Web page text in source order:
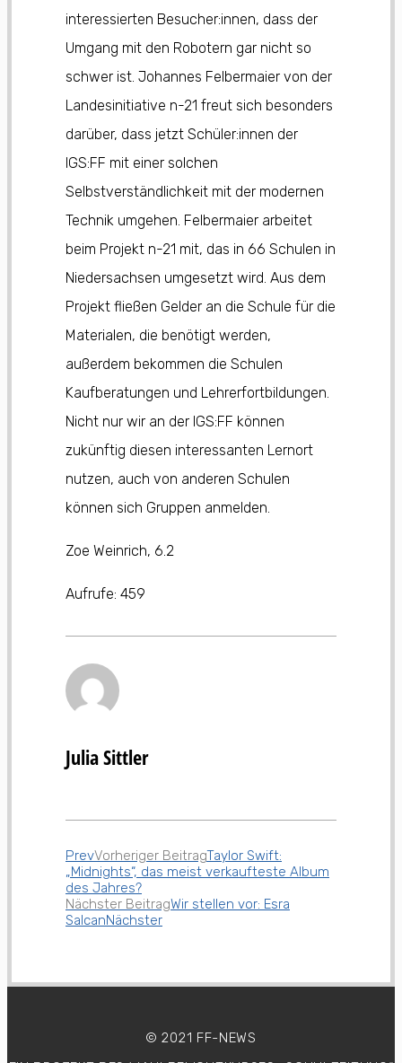
interessierten Besucher:innen, dass der
Umgang mit den Robotern gar nicht so
schwer ist. Johannes Felbermaier von der
Landesinitiative n-21 freut sich besonders
darüber, dass jetzt Schüler:innen der
IGS:FF mit einer solchen
Selbstverständlichkeit mit der modernen
Technik umgehen. Felbermaier arbeitet
beim Projekt n-21 mit, das in 66 Schulen in
Niedersachsen umgesetzt wird. Aus dem
Projekt fließen Gelder an die Schule für die
Materialen, die benötigt werden,
außerdem bekommen die Schulen
Kaufberatungen und Lehrerfortbildungen.
Nicht nur wir an der IGS:FF können
zukünftig diesen interessanten Lernort
nutzen, auch von anderen Schulen
können sich Gruppen anmelden.
Zoe Weinrich, 6.2
Aufrufe: 459
Julia Sittler
PrevVorheriger BeitragTaylor Swift:
„Midnights“, das meist verkaufteste Album
des Jahres?
Nächster BeitragWir stellen vor: Esra
SalcanNächster
© 2021 FF-NEWS